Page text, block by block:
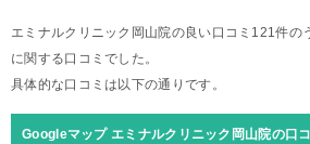
エミナルクリニック岡山院の良い口コミ121件の
に関する口コミでした。
具体的な口コミは以下の通りです。
Googleマップ エミナルクリニック岡山院の口